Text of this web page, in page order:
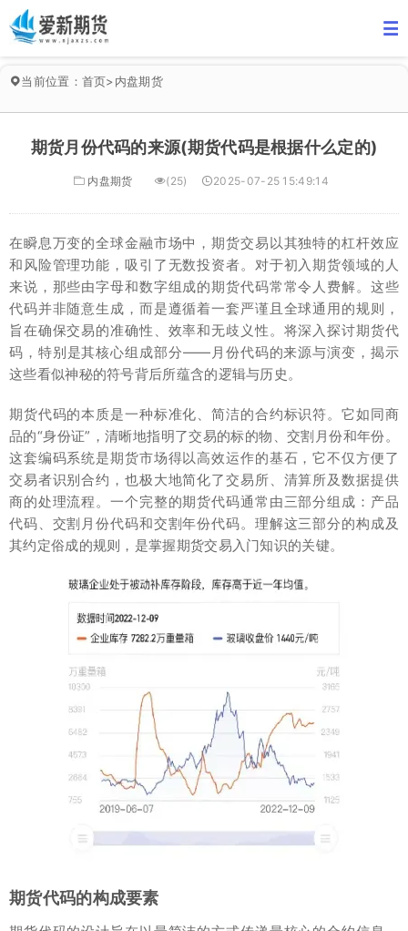
当前位置： 首页>内盘期货
期货月份代码的来源(期货代码是根据什么定的)
内盘期货 (25) 2025-07-25 15:49:14
在瞬息万变的全球金融市场中，期货交易以其独特的杠杆效应
和风险管理功能，吸引了无数投资者。对于初入期货领域的人
来说，那些由字母和数字组成的期货代码常常令人费解。这些
代码并非随意生成，而是遵循着一套严谨且全球通用的规则，
旨在确保交易的准确性、效率和无歧义性。将深入探讨期货代
码，特别是其核心组成部分——月份代码的来源与演变，揭示
这些看似神秘的符号背后所蕴含的逻辑与历史。
期货代码的本质是一种标准化、简洁的合约标识符。它如同商
品的“身份证”，清晰地指明了交易的标的物、交割月份和年份。
这套编码系统是期货市场得以高效运作的基石，它不仅方便了
交易者识别合约，也极大地简化了交易所、清算所及数据提供
商的处理流程。一个完整的期货代码通常由三部分组成：产品
代码、交割月份代码和交割年份代码。理解这三部分的构成及
其约定俗成的规则，是掌握期货交易入门知识的关键。
期货代码的构成要素